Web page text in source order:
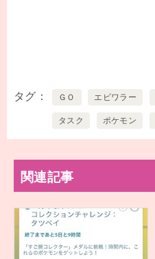
タグ ＧＯ エビワラー
タスク ポケモン
関連記事